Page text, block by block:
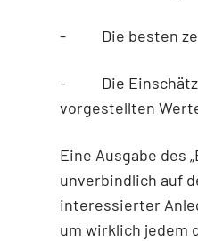
- Die besten
- Die
vorgestellten
Eine Ausgabe des
unverbindlich auf
interessierter
um wirklich jedem